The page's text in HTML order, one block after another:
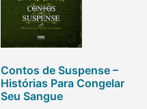
Contos de Suspense –
Histórias Para Congelar
Seu Sangue